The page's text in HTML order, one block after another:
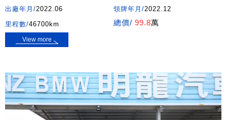
出廠年月/2022.06 領牌年月/2022.12
里程數/46700km 總價/ 99.8萬
View more